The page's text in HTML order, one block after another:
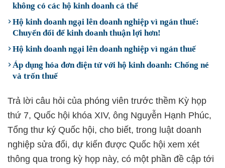
không có các hộ kinh doanh cá thể
Hộ kinh doanh ngại lên doanh nghiệp vì ngán thuế:
Chuyển đổi để kinh doanh thuận lợi hơn!
Hộ kinh doanh ngại lên doanh nghiệp vì ngán thuế
Áp dụng hóa đơn điện tử với hộ kinh doanh: Chống né
và trốn thuế
Trả lời câu hỏi của phóng viên trước thềm Kỳ họp
thứ 7, Quốc hội khóa XIV, ông Nguyễn Hạnh Phúc,
Tổng thư ký Quốc hội, cho biết, trong luật doanh
nghiệp sửa đổi, dự kiến được Quốc hội xem xét
thông qua trong kỳ họp này, có một phần đề cập tới